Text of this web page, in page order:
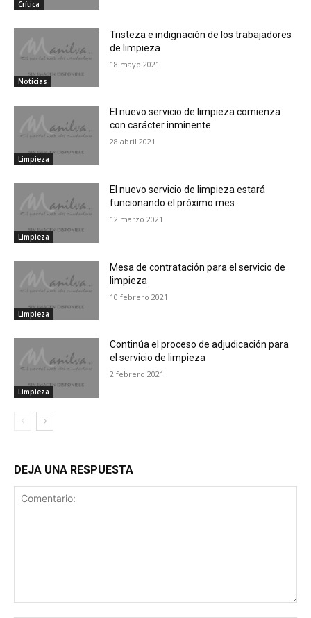
Crítica
Noticias
Tristeza e indignación de los trabajadores
de limpieza
18 mayo 2021
Limpieza
El nuevo servicio de limpieza comienza
con carácter inminente
28 abril 2021
Limpieza
El nuevo servicio de limpieza estará
funcionando el próximo mes
12 marzo 2021
Limpieza
Mesa de contratación para el servicio de
limpieza
10 febrero 2021
Limpieza
Continúa el proceso de adjudicación para
el servicio de limpieza
2 febrero 2021
DEJA UNA RESPUESTA